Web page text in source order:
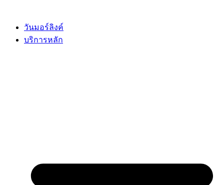
contentวันมอร์ลิงค์
บริการหลัก